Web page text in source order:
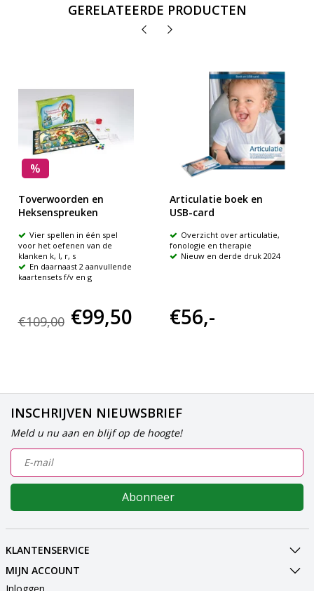
GERELATEERDE PRODUCTEN
%
Toverwoorden en
Heksenspreuken
Vier spellen in één spel
voor het oefenen van de
klanken k, l, r, s
En daarnaast 2 aanvullende
kaartensets f/v en g
€109,00 €99,50
Articulatie boek en
USB-card
Overzicht over articulatie,
fonologie en therapie
Nieuw en derde druk 2024
€56,-
INSCHRIJVEN NIEUWSBRIEF
Meld u nu aan en blijf op de hoogte!
Abonneer
KLANTENSERVICE
MIJN ACCOUNT